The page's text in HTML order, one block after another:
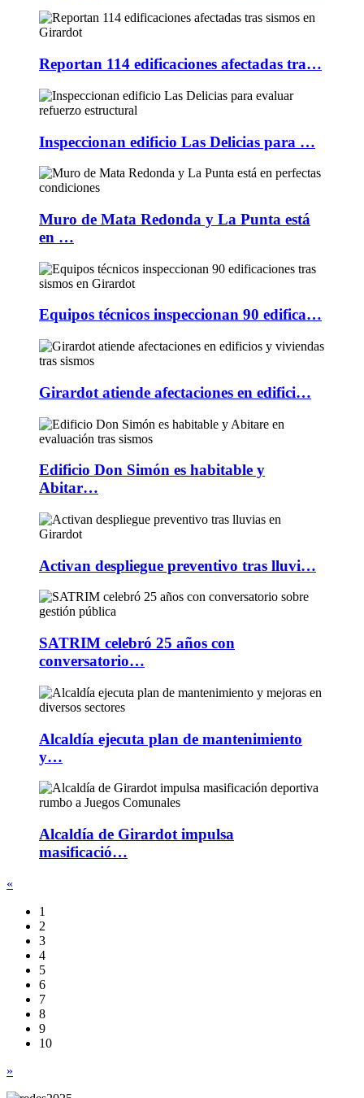
Reportan 114 edificaciones afectadas tra…
Inspeccionan edificio Las Delicias para …
Muro de Mata Redonda y La Punta está
en …
Equipos técnicos inspeccionan 90 edifica…
Girardot atiende afectaciones en edifici…
Edificio Don Simón es habitable y
Abitar…
Activan despliegue preventivo tras lluvi…
SATRIM celebró 25 años con
conversatorio…
Alcaldía ejecuta plan de mantenimiento
y…
Alcaldía de Girardot impulsa
masificació…
«
1
2
3
4
5
6
7
8
9
10
»